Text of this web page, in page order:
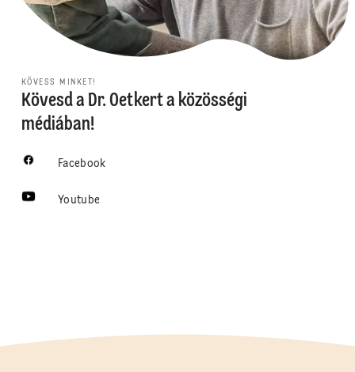
KÖVESS MINKET!
Kövesd a Dr. Oetkert a közösségi
médiában!
Facebook
Youtube